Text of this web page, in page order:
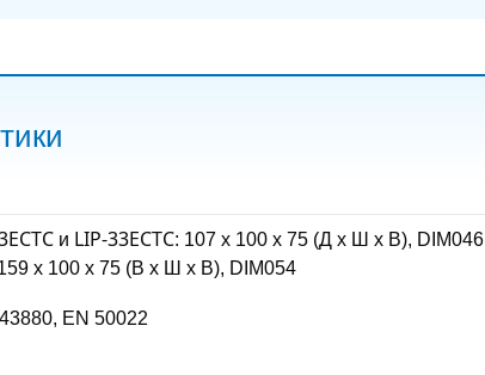
и LIP-33ECTС: 107 x 100 x 75 (Д x Ш x В), DIM046
x 100 x 75 (В x Ш x В), DIM054
EN 50022